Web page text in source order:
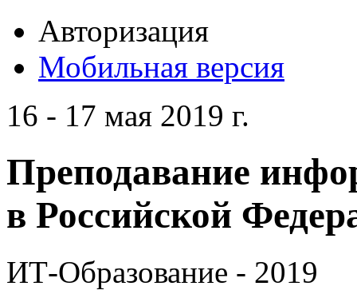
Авторизация
Мобильная версия
16 - 17 мая 2019 г.
Преподавание
в Российской
ИТ-Образование - 2019